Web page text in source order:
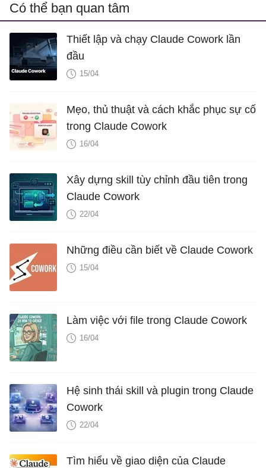
Có thể bạn quan tâm
Thiết lập và chạy Claude Cowork lần
đầu
15/04
Mẹo, thủ thuật và cách khắc phục sự cố
trong Claude Cowork
16/04
Xây dựng skill tùy chỉnh đầu tiên trong
Claude Cowork
22/04
Những điều cần biết về Claude Cowork
15/04
Làm việc với file trong Claude Cowork
16/04
Hệ sinh thái skill và plugin trong Claude
Cowork
22/04
Tìm hiểu về giao diện của Claude